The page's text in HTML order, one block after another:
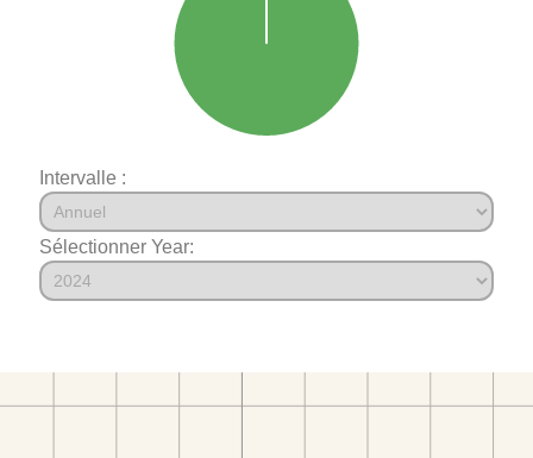
Intervalle :
Sélectionner Year: